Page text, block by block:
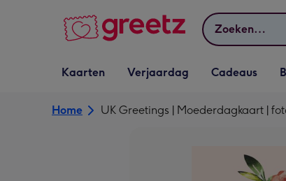
Zoeken
Vervolgkeuzelijst
Kaarten openen
Kaarten
Vervolgkeuzelijst
Verjaardag openen
Verjaardag
Vervolgkeuzelijst
Cadeaus openen
Cadeaus
Home UK Greetings | Moederdagkaart |